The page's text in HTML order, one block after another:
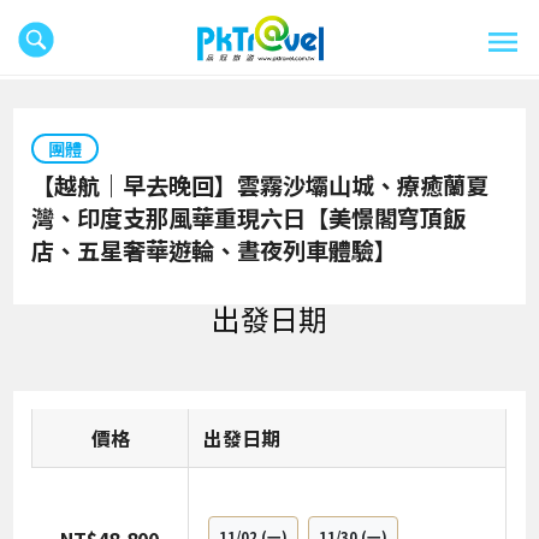
團體
【越航｜早去晚回】雲霧沙壩山城、療癒蘭夏
灣、印度支那風華重現六日【美憬閣穹頂飯
店、五星奢華遊輪、晝夜列車體驗】
出發日期
價格 日期